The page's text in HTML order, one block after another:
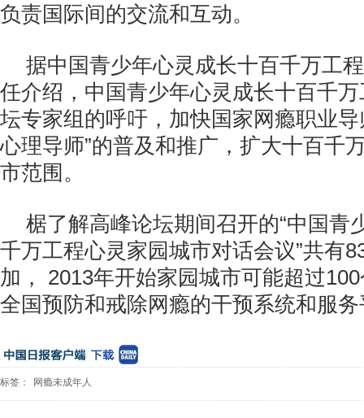
负责国际间的交流和互动。
据中国青少年心灵成长十百千万工
任介绍，中国青少年心灵成长十百千
坛专家组的呼吁，加快国家网瘾职业
心理导师”的普及和推广，扩大十百千
市范围。
椐了解高峰论坛期间召开的“中国青
千万工程心灵家园城市对话会议”共有
加， 2013年开始家园城市可能超过
全国预防和戒除网瘾的干预系统和服
标签： 网瘾未成年人